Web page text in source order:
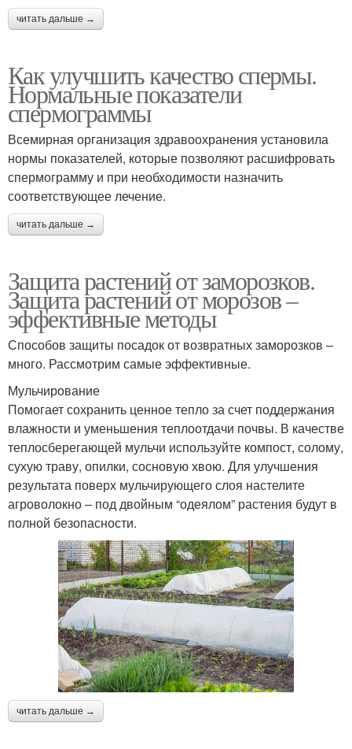
читать дальше →
Как улучшить качество спермы.
Нормальные показатели
спермограммы
Всемирная организация здравоохранения установила
нормы показателей, которые позволяют расшифровать
спермограмму и при необходимости назначить
соответствующее лечение.
читать дальше →
Защита растений от заморозков.
Защита растений от морозов –
эффективные методы
Способов защиты посадок от возвратных заморозков –
много. Рассмотрим самые эффективные.
Мульчирование
Помогает сохранить ценное тепло за счет поддержания
влажности и уменьшения теплоотдачи почвы. В качестве
теплосберегающей мульчи используйте компост, солому,
сухую траву, опилки, сосновую хвою. Для улучшения
результата поверх мульчирующего слоя настелите
агроволокно – под двойным “одеялом” растения будут в
полной безопасности.
читать дальше →